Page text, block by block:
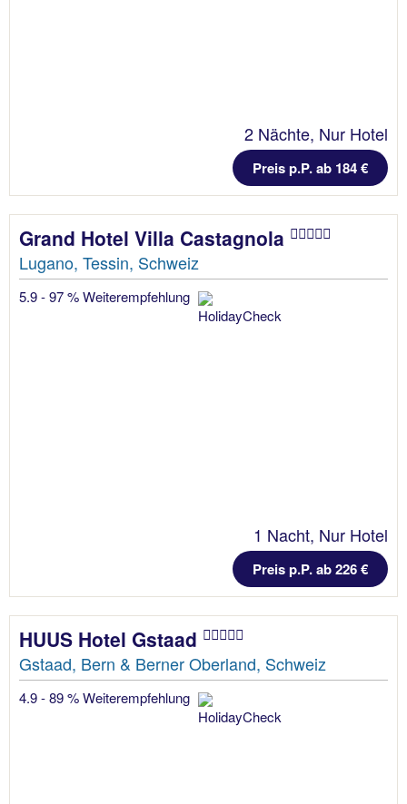
2 Nächte, Nur Hotel
Preis p.P. ab 184 €
Grand Hotel Villa Castagnola
Lugano, Tessin, Schweiz
5.9 - 97 % Weiterempfehlung
1 Nacht, Nur Hotel
Preis p.P. ab 226 €
HUUS Hotel Gstaad
Gstaad, Bern & Berner Oberland, Schweiz
4.9 - 89 % Weiterempfehlung